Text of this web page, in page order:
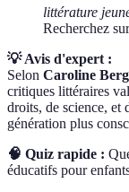
littérature
Recherchez
💡 Avis d'expert :
Selon Caroline
critiques littéraires
droits, de science, et
génération plus
🧠 Quiz rapide :
éducatifs pour